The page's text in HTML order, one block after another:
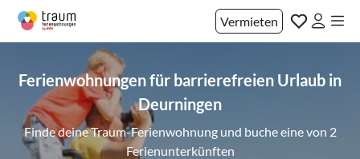
Vermieten
Ferienwohnungen für barrierefreien Urlaub in
Deurningen
Finde deine Traum-Ferienwohnung und buche eine von 2
Ferienunterkünften